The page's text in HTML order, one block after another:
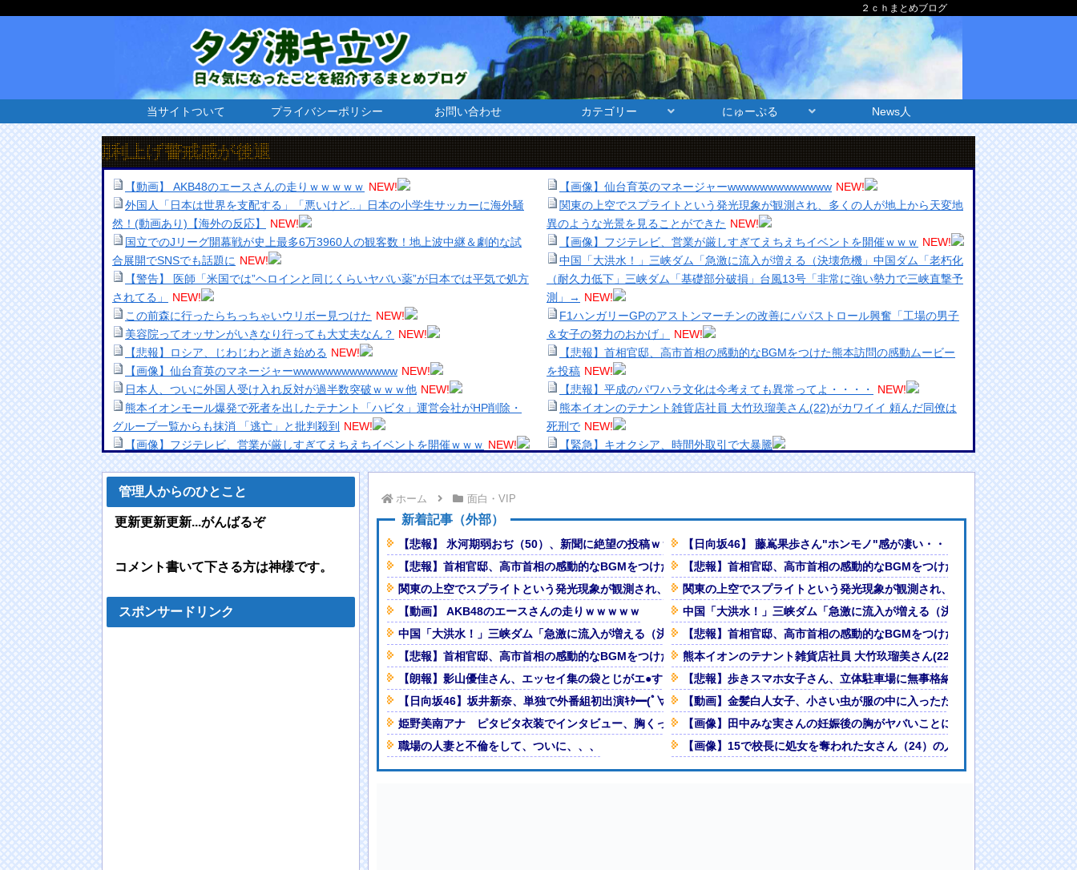
２ｃｈまとめブログ
当サイトついて プライバシーポリシー お問い合わせ カテゴリー にゅーぷる News人
期利上げ警戒感が後退
【動画】 AKB48のエースさんの走りｗｗｗｗｗ NEW!
外国人「日本は世界を支配する」「悪いけど..」日本の小学生サッカーに海外騒
然！(動画あり)【海外の反応】
NEW!
国立でのJリーグ開幕戦が史上最多6万3960人の観客数！地上波中継＆劇的な試
合展開でSNSでも話題に NEW!
【警告】 医師「米国では”ヘロインと同じくらいヤバい薬”が日本では平気で処方
されてる」
NEW!
この前森に行ったらちっちゃいウリボー見つけた NEW!
美容院ってオッサンがいきなり行っても大丈夫なん？ NEW!
【悲報】ロシア、じわじわと逝き始める NEW!
【画像】仙台育英のマネージャーwwwwwwwwwwwww NEW!
日本人、ついに外国人受け入れ反対が過半数突破ｗｗｗ他 NEW!
熊本イオンモール爆発で死者を出したテナント「ハビタ」運営会社がHP削除・
グループ一覧からも抹消 「逃亡」と批判殺到 NEW!
【画像】フジテレビ、営業が厳しすぎてえちえちイベントを開催ｗｗｗ NEW!
F1ハンガリーGPのアストンマーチンの改善にパパストロール興奮「工場の男子
＆女子の努力のおかげ」 NEW!
白戸ゆめのアナ セクシーニットのノースリーブ巨乳！！【GIF動画あり】
【画像】避難所のリアル、レベチｗｗｗｗｗｗｗｗｗｗｗｗｗｗｗｗｗｗｗｗｗ
ｗｗｗｗｗｗｗ NEW!
【悲報】平成のパワハラ文化は今考えても異常ってよ・・・・ NEW!
【動画】名古屋栄で不良外人が警察官を突き飛ばす。逮捕しろやｗｗｗ NEW!
海外「全部日本の真似だったのか…」 日本の普通のテレビ番組が最新SNSの数
【R-18(G)／安価・あんこ】君は名なき声を叶えるようです。【オリ世界ポケス
【画像】アイドルなのにピアスがっつり付けてるの絶対エ□いｗｗｗｗｗｗ
【朗画像】人気セクシー女優は大半がマン毛ぼーぼーだったｗ NEW!
【画像】突然脱ぎだすゲーム配信者の美少女がエ●すぎるｗｗｗ NEW!
【画像】仙台育英のマネージャーwwwwwwwwwwwww NEW!
関東の上空でスプライトという発光現象が観測され、多くの人が地上から天変地
異のような光景を見ることができた NEW!
【画像】フジテレビ、営業が厳しすぎてえちえちイベントを開催ｗｗｗ NEW!
中国「大洪水！」三峡ダム「急激に流入が増える（決壊危機」中国ダム「老朽化
（耐久力低下」三峡ダム「基礎部分破損」台風13号「非常に強い勢力で三峡直撃予
測」→ NEW!
F1ハンガリーGPのアストンマーチンの改善にパパストロール興奮「工場の男子
＆女子の努力のおかげ」
NEW!
【悲報】首相官邸、高市首相の感動的なBGMをつけた熊本訪問の感動ムービー
を投稿 NEW!
【悲報】平成のパワハラ文化は今考えても異常ってよ・・・・
NEW!
熊本イオンのテナント雑貨店社員 大竹玖瑠美さん(22)がカワイイ 頼んだ同僚は
死刑で NEW!
【緊急】キオクシア、時間外取引で大暴騰
い！！
熊本地震、「九州自動車道は混んでない」と実況しながら被災地へ向かう有名ア
ナなどに批判殺到 全国紙記者「最新の状況をいち早く伝えることは報道機関として
の責務」「情報を取り上げることには大きな意義がある」
【画像】顔100点、体30点の女ｗｗｗ
「洋画に日本版主題歌は必要か?」論争
【悲報】職場で無能判定された人間って割とガチめに差別されるよな・・・
Powered by livedoor 相互RSS
ホーム 面白・VIP
新着記事（外部）
【悲報】 氷河期弱おぢ（50）、新聞に絶望の投稿ｗｗｗｗｗｗｗｗｗｗｗ
【悲報】首相官邸、高市首相の感動的なBGMをつけた熊本訪問の感動ムービーを投稿
関東の上空でスプライトという発光現象が観測され、多くの人が地上から天変地異のような光景を見ることができた
【動画】 AKB48のエースさんの走りｗｗｗｗｗ
中国「大洪水！」三峡ダム「急激に流入が増える（決壊危機」中国ダム「老朽化（耐久力低下」三峡ダム「基礎部分破損」台風13号
【悲報】首相官邸、高市首相の感動的なBGMをつけた熊本訪問の感動ムービーを投稿
【朗報】影山優佳さん、エッセイ集の袋とじがエ●すぎてけしからんと話題に
【日向坂46】坂井新奈、単独で外番組初出演ｷﾀ━(ﾟ∀ﾟ)━!!!!
姫野美南アナ ピタピタ衣装でインタビュー、胸くっきり！！【GIF動画あり】
職場の人妻と不倫をして、ついに、、、
【日向坂46】 藤嶌果歩さん"ホンモノ"感が凄い・・・
【悲報】首相官邸、高市首相の感動的なBGMをつけた熊本訪問の感動ムービ
関東の上空でスプライトという発光現象が観測され、多くの人が地上から天
中国「大洪水！」三峡ダム「急激に流入が増える（決壊危機」中国ダム「
【悲報】首相官邸、高市首相の感動的なBGMをつけた熊本訪問の感動ムービ
熊本イオンのテナント雑貨店社員 大竹玖瑠美さん(22)がカワイイ 頼んだ同僚
【悲報】歩きスマホ女子さん、立体駐車場に無事格納されてしまう
【動画】金髪白人女子、小さい虫が服の中に入っただけで大騒ぎしてお●ぱい
【画像】田中みな実さんの妊娠後の胸がヤバいことになってる
【画像】15で校長に処女を奪われた女さん（24）の人生が壮絶www
管理人からのひとこと
更新更新更新...がんばるぞ
コメント書いて下さる方は神様です。
スポンサードリンク